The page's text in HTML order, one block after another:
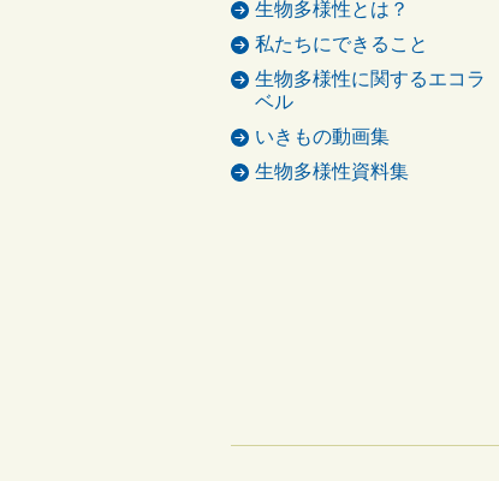
生物多様性とは？
私たちにできること
生物多様性に関するエコラ
ベル
いきもの動画集
生物多様性資料集